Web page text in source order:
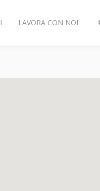
LAVORA CON NOI